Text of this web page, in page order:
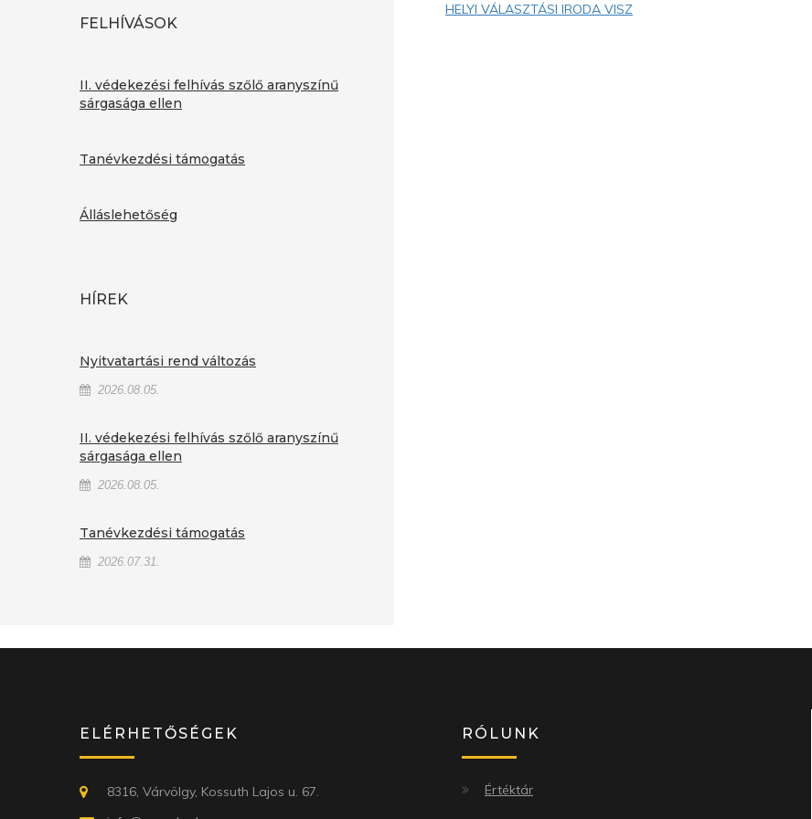
HELYI VÁLASZTÁSI IRODA VISZ
FELHÍVÁSOK
II. védekezési felhívás szőlő aranyszínű
sárgasága ellen
Tanévkezdési támogatás
Álláslehetőség
HÍREK
Nyitvatartási rend változás
2026.08.05.
II. védekezési felhívás szőlő aranyszínű
sárgasága ellen
2026.08.05.
Tanévkezdési támogatás
2026.07.31.
ELÉRHETŐSÉGEK
8316, Várvölgy, Kossuth Lajos u. 67.
RÓLUNK
Értéktár